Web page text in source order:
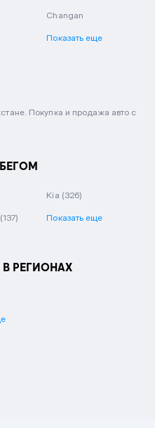
Changan
Показать еще
Покупка и продажа авто с
Kia (326)
(137) Показать еще
РЕГИОНАХ